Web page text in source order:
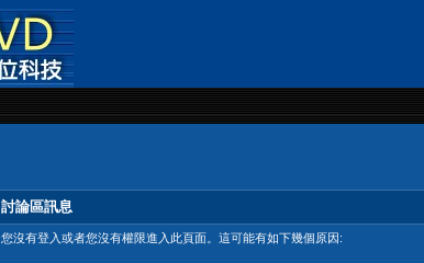
討論區訊息
您沒有登入或者您沒有權限進入此頁面。這可能有如下幾個原因: